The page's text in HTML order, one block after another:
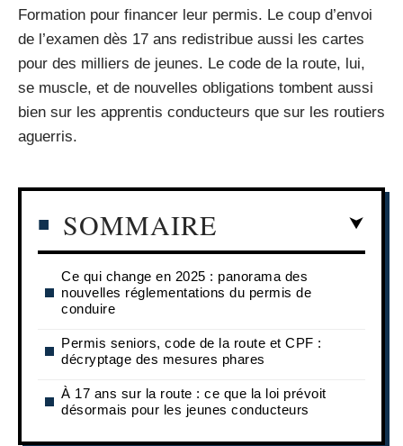
Formation pour financer leur permis. Le coup d’envoi
de l’examen dès 17 ans redistribue aussi les cartes
pour des milliers de jeunes. Le code de la route, lui,
se muscle, et de nouvelles obligations tombent aussi
bien sur les apprentis conducteurs que sur les routiers
aguerris.
SOMMAIRE
Ce qui change en 2025 : panorama des
nouvelles réglementations du permis de
conduire
Permis seniors, code de la route et CPF :
décryptage des mesures phares
À 17 ans sur la route : ce que la loi prévoit
désormais pour les jeunes conducteurs